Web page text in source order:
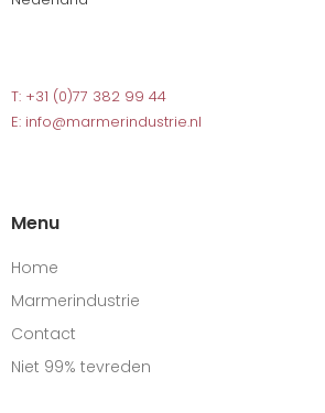
T: +31 (0)77 382 99 44
E: info@marmerindustrie.nl
Menu
Home
Marmerindustrie
Contact
Niet 99% tevreden